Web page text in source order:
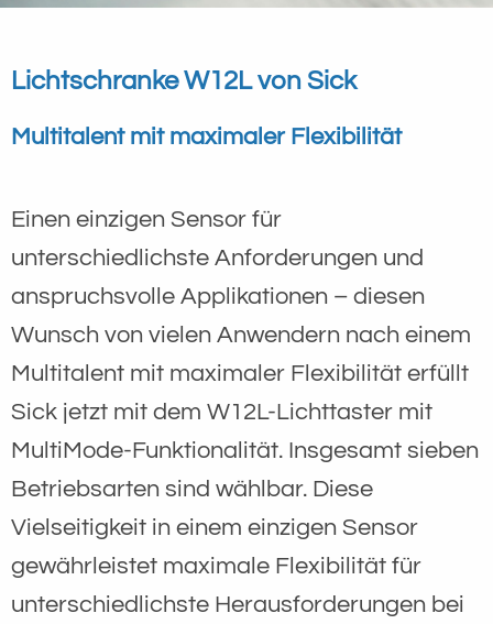
Lichtschranke W12L von Sick
Multitalent mit maximaler Flexibilität
Einen einzigen Sensor für
unterschiedlichste Anforderungen und
anspruchsvolle Applikationen – diesen
Wunsch von vielen Anwendern nach einem
Multitalent mit maximaler Flexibilität erfüllt
Sick jetzt mit dem W12L-Lichttaster mit
MultiMode-Funktionalität. Insgesamt sieben
Betriebsarten sind wählbar. Diese
Vielseitigkeit in einem einzigen Sensor
gewährleistet maximale Flexibilität für
unterschiedlichste Herausforderungen bei